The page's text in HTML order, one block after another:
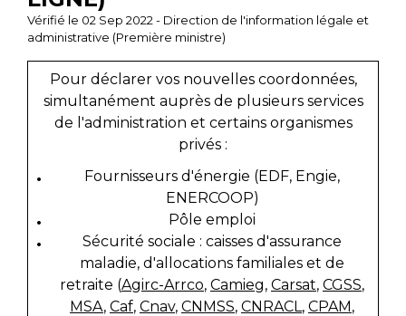
Vérifié le 02 Sep 2022 - Direction de l'information légale et
administrative (Première ministre)
Pour déclarer vos nouvelles coordonnées,
simultanément auprès de plusieurs services
de l'administration et certains organismes
privés :
Fournisseurs d'énergie (EDF, Engie,
ENERCOOP)
Pôle emploi
Sécurité sociale : caisses d'assurance
maladie, d'allocations familiales et de
retraite (Agirc-Arrco, Camieg, Carsat, CGSS,
MSA, Caf, Cnav, CNMSS, CNRACL , CPAM,